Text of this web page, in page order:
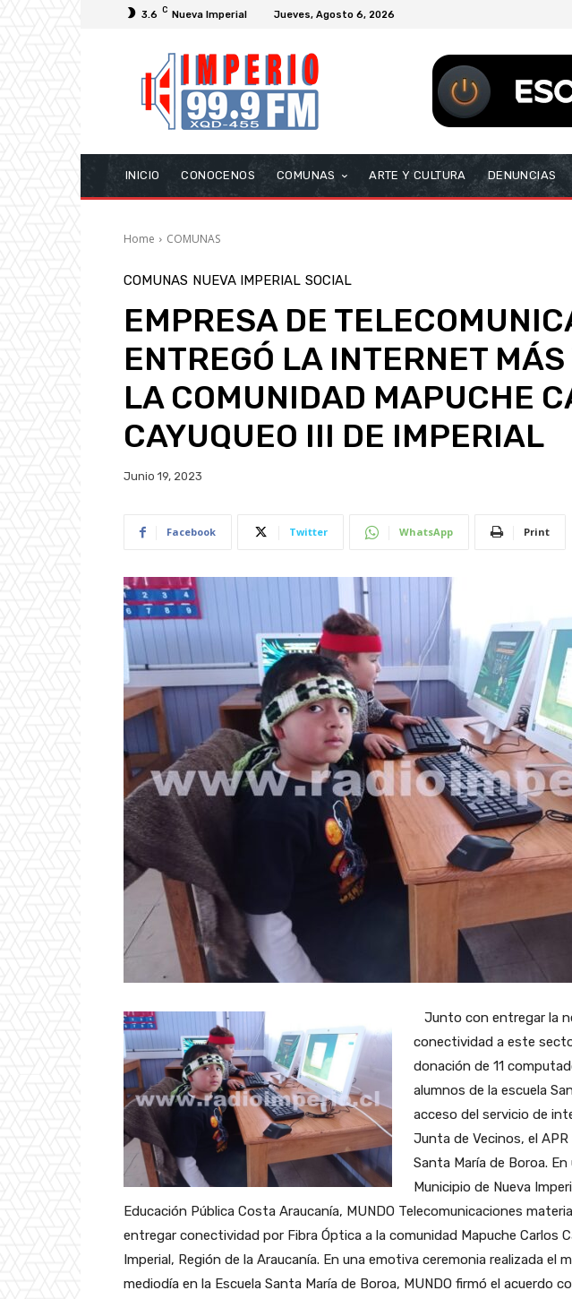
3.6 C Nueva Imperial Jueves, Agosto 6, 2026
INICIO CONOCENOS COMUNAS ARTE Y CULTURA DENUNCIAS
Home COMUNAS
COMUNAS NUEVA IMPERIAL SOCIAL
EMPRESA DE
ENTREGÓ LA INTERNET
LA COMUNIDAD MAPUCHE
CAYUQUEO III DE IMPERIAL
Junio 19, 2023
Facebook Twitter WhatsApp Print
Junto con entregar la
conectividad a este
donación de 11
alumnos de la escuela
acceso del servicio de
Junta de Vecinos, el
Santa María de Boroa.
Municipio de Nueva
Educación Pública Costa Araucanía, MUNDO Telecomunicaciones
entregar conectividad por Fibra Óptica a la comunidad Mapuche Carlos
Imperial, Región de la Araucanía. En una emotiva ceremonia realizada el
mediodía en la Escuela Santa María de Boroa, MUNDO firmó el acuerdo